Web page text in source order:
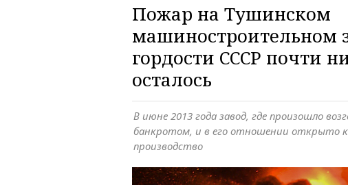
Пожар на Тушинском
машиностроительном
гордости СССР почти
осталось
В июне 2013 года завод, где произошло
банкротом, и в его отношении открыто
производство